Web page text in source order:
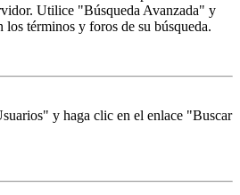
Utilice "Búsqueda Avanzada" y
los términos y foros de su búsqueda.
y haga clic en el enlace "Buscar